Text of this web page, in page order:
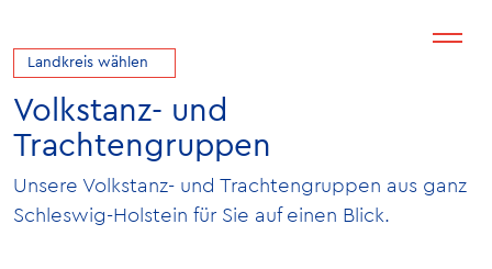
Landkreis wählen
Volkstanz- und
Trachtengruppen
Unsere Volkstanz- und Trachtengruppen aus ganz
Schleswig-Holstein für Sie auf einen Blick.